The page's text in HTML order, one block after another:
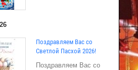
Поздравляем Вас со
Светлой Пасхой 2026!
Поздравляем Вас со